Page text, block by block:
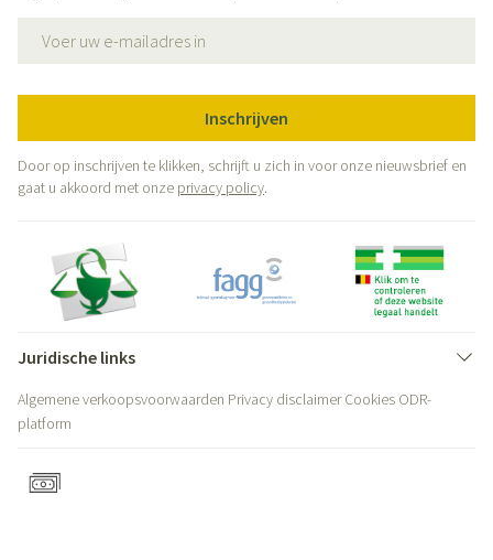
Inschrijven
Door op inschrijven te klikken, schrijft u zich in voor onze nieuwsbrief en
gaat u akkoord met onze privacy policy.
Juridische links
Algemene verkoopsvoorwaarden Privacy disclaimer Cookies ODR-
platform